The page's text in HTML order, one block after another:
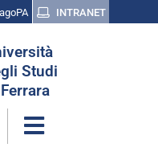
INTRANET
Studi